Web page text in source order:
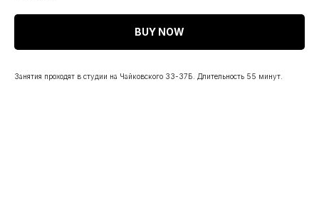
BUY NOW
Занятия проходят в студии на Чайковского 33-37Б. Длительность 55 минут.